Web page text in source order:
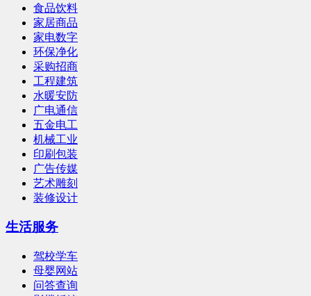
食品饮料
家居商品
家电数字
环保净化
采购招商
工程建筑
水暖安防
广电通信
五金电工
机械工业
印刷包装
广告传媒
艺术雕刻
装修设计
生活服务
驾校学车
母婴网站
问答查询